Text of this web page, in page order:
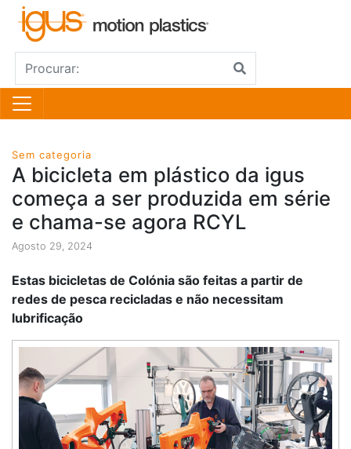
Sem categoria
A bicicleta em plástico da igus
começa a ser produzida em série
e chama-se agora RCYL
Agosto 29, 2024
Estas bicicletas de Colónia são feitas a partir de
redes de pesca recicladas e não necessitam
lubrificação